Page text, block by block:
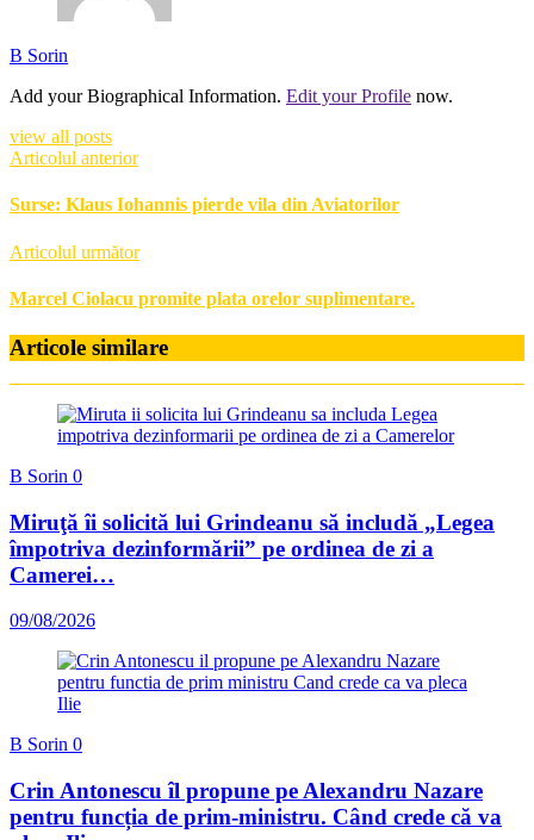
B Sorin
Add your Biographical Information. Edit your Profile now.
view all posts
Articolul anterior
Surse: Klaus Iohannis pierde vila din Aviatorilor
Articolul următor
Marcel Ciolacu promite plata orelor suplimentare.
Articole similare
B Sorin 0
Miruţă îi solicită lui Grindeanu să includă „Legea
împotriva dezinformării” pe ordinea de zi a
Camerei…
09/08/2026
B Sorin 0
Crin Antonescu îl propune pe Alexandru Nazare
pentru funcția de prim-ministru. Când crede că va